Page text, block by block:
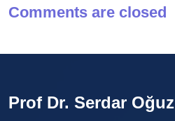
Comments are closed
Prof Dr. Serdar Oğuz